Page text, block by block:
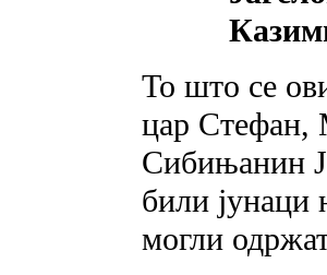
То што се
цар
Сибињанин
били јунаци
могли